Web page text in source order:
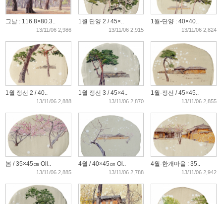
그날 : 116.8×80.3..
13/11/06 2,986
1월 단양 2 / 45×..
13/11/06 2,915
1월-단양 : 40×40..
13/11/06 2,824
1월 정선 2 / 40..
13/11/06 2,888
1월 정선 3 / 45×4..
13/11/06 2,870
1월-정선 / 45×45..
13/11/06 2,855
봄 / 35×45㎝ Oil..
13/11/06 2,885
4월 / 40×45㎝ Oi..
13/11/06 2,788
4월-한개마을 : 35..
13/11/06 2,942